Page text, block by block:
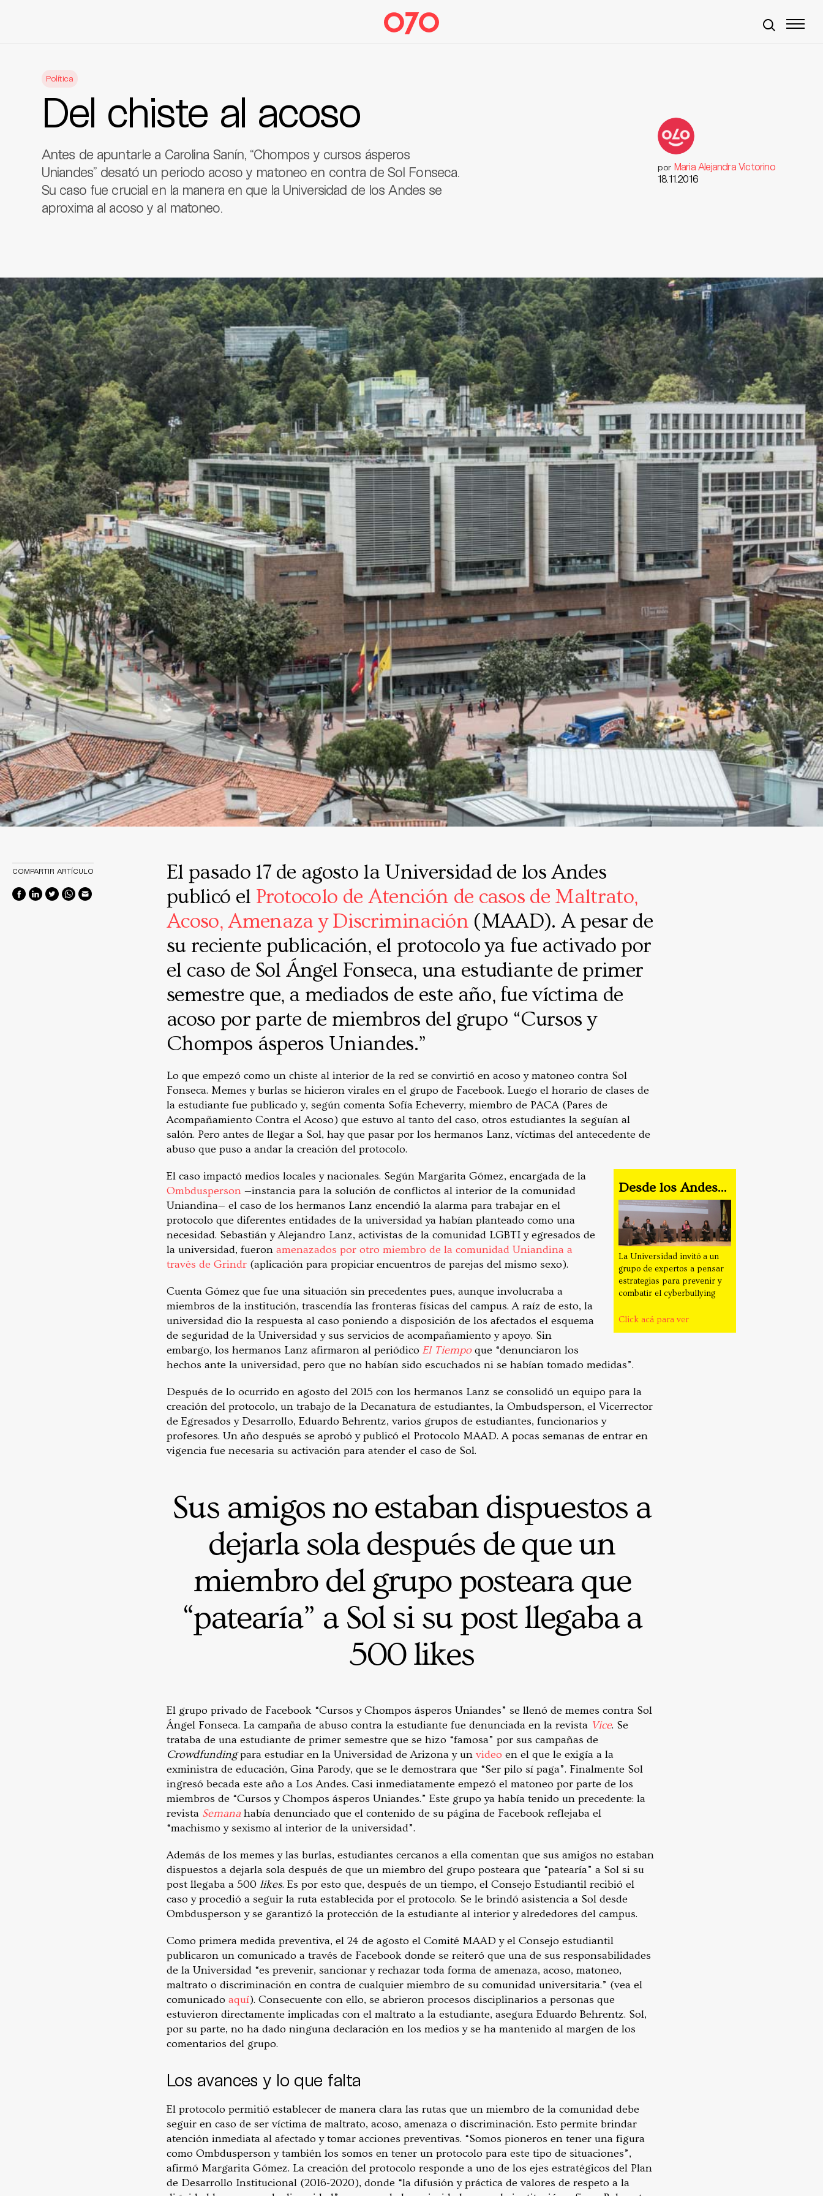
Política
Del chiste al acoso
Antes de apuntarle a Carolina Sanín, “Chompos y cursos ásperos
Uniandes” desató un periodo acoso y matoneo en contra de Sol Fonseca.
Su caso fue crucial en la manera en que la Universidad de los Andes se
aproxima al acoso y al matoneo.
por Maria Alejandra Victorino
18.11.2016
El pasado 17 de agosto la Universidad de los Andes
publicó el Protocolo de Atención de casos de Maltrato,
Acoso, Amenaza y Discriminación(MAAD). A pesar de
su reciente publicación, el protocolo ya fue activado por
el caso de Sol Ángel Fonseca, una estudiante de primer
semestre que, a mediados de este año, fue víctima de
acoso por parte de miembros del grupo “Cursos y
Chompos ásperos Uniandes.”
Lo que empezó como un chiste al interior de la red se convirtió en acoso y matoneo contra Sol
Fonseca. Memes y burlas se hicieron virales en el grupo de Facebook. Luego el horario de clases de
la estudiante fue publicado y, según comenta Sofía Echeverry, miembro de PACA (Pares de
Acompañamiento Contra el Acoso) que estuvo al tanto del caso, otros estudiantes la seguían al
salón. Pero antes de llegar a Sol, hay que pasar por los hermanos Lanz, víctimas del antecedente de
abuso que puso a andar la creación del protocolo.
Desde los Andes...
La Universidad invitó a un
grupo de expertos a pensar
estrategias para prevenir y
combatir el cyberbullying
Click acá para ver
El caso impactó medios locales y nacionales. Según Margarita Gómez, encargada de la
Ombdusperson —instancia para la solución de conflictos al interior de la comunidad
Uniandina— el caso de los hermanos Lanz encendió la alarma para trabajar en el
protocolo que diferentes entidades de la universidad ya habían planteado como una
necesidad. Sebastián y Alejandro Lanz, activistas de la comunidad LGBTI y egresados de
la universidad, fueron amenazados por otro miembro de la comunidad Uniandina a
través de Grindr (aplicación para propiciar encuentros de parejas del mismo sexo).
Cuenta Gómez que fue una situación sin precedentes pues, aunque involucraba a
miembros de la institución, trascendía las fronteras físicas del campus. A raíz de esto, la
universidad dio la respuesta al caso poniendo a disposición de los afectados el esquema
de seguridad de la Universidad y sus servicios de acompañamiento y apoyo. Sin
embargo, los hermanos Lanz afirmaron al periódico El Tiempoque “denunciaron los
hechos ante la universidad, pero que no habían sido escuchados ni se habían tomado medidas”.
Después de lo ocurrido en agosto del 2015 con los hermanos Lanz se consolidó un equipo para la
creación del protocolo, un trabajo de la Decanatura de estudiantes, la Ombudsperson, el Vicerrector
de Egresados y Desarrollo, Eduardo Behrentz, varios grupos de estudiantes, funcionarios y
profesores. Un año después se aprobó y publicó el Protocolo MAAD. A pocas semanas de entrar en
vigencia fue necesaria su activación para atender el caso de Sol.
Sus amigos no estaban dispuestos a
dejarla sola después de que un
miembro del grupo posteara que
“patearía” a Sol si su post llegaba a
500 likes
El grupo privado de Facebook “Cursos y Chompos ásperos Uniandes” se llenó de memes contra Sol
Ángel Fonseca. La campaña de abuso contra la estudiante fue denunciada en la revista Vice. Se
trataba de una estudiante de primer semestre que se hizo “famosa” por sus campañas de
Crowdfundingpara estudiar en la Universidad de Arizona y un video en el que le exigía a la
exministra de educación, Gina Parody, que se le demostrara que “Ser pilo sí paga”. Finalmente Sol
ingresó becada este año a Los Andes. Casi inmediatamente empezó el matoneo por parte de los
miembros de “Cursos y Chompos ásperos Uniandes.” Este grupo ya había tenido un precedente: la
revista Semana había denunciado que el contenido de su página de Facebook reflejaba el
“machismo y sexismo al interior de la universidad”.
Además de los memes y las burlas, estudiantes cercanos a ella comentan que sus amigos no estaban
dispuestos a dejarla sola después de que un miembro del grupo posteara que “patearía” a Sol si su
post llegaba a 500 likes. Es por esto que, después de un tiempo, el Consejo Estudiantil recibió el
caso y procedió a seguir la ruta establecida por el protocolo. Se le brindó asistencia a Sol desde
Ombdusperson y se garantizó la protección de la estudiante al interior y alrededores del campus.
Como primera medida preventiva, el 24 de agosto el Comité MAAD y el Consejo estudiantil
publicaron un comunicado a través de Facebook donde se reiteró que una de sus responsabilidades
de la Universidad “es prevenir, sancionar y rechazar toda forma de amenaza, acoso, matoneo,
maltrato o discriminación en contra de cualquier miembro de su comunidad universitaria.” (vea el
comunicado aquí). Consecuente con ello, se abrieron procesos disciplinarios a personas que
estuvieron directamente implicadas con el maltrato a la estudiante, asegura Eduardo Behrentz. Sol,
por su parte, no ha dado ninguna declaración en los medios y se ha mantenido al margen de los
comentarios del grupo.
Los avances y lo que falta
El protocolo permitió establecer de manera clara las rutas que un miembro de la comunidad debe
seguir en caso de ser víctima de maltrato, acoso, amenaza o discriminación. Esto permite brindar
atención inmediata al afectado y tomar acciones preventivas. “Somos pioneros en tener una figura
como Ombdusperson y también los somos en tener un protocolo para este tipo de situaciones”,
afirmó Margarita Gómez. La creación del protocolo responde a uno de los ejes estratégicos del Plan
de Desarrollo Institucional (2016-2020), donde “la difusión y práctica de valores de respeto a la
COMPARTIR ARTÍCULO